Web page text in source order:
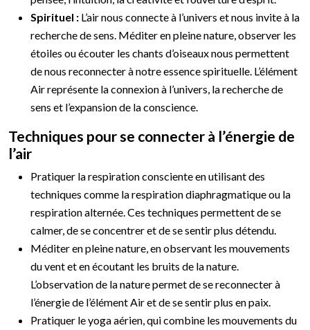
Spirituel : L’air nous connecte à l’univers et nous invite à la
recherche de sens. Méditer en pleine nature, observer les
étoiles ou écouter les chants d’oiseaux nous permettent
de nous reconnecter à notre essence spirituelle. L’élément
Air représente la connexion à l’univers, la recherche de
sens et l’expansion de la conscience.
Techniques pour se connecter à l’énergie de
l’air
Pratiquer la respiration consciente en utilisant des
techniques comme la respiration diaphragmatique ou la
respiration alternée. Ces techniques permettent de se
calmer, de se concentrer et de se sentir plus détendu.
Méditer en pleine nature, en observant les mouvements
du vent et en écoutant les bruits de la nature.
L’observation de la nature permet de se reconnecter à
l’énergie de l’élément Air et de se sentir plus en paix.
Pratiquer le yoga aérien, qui combine les mouvements du